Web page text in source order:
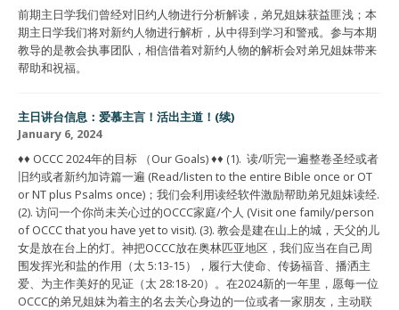
前期主日学我们曾经对旧约人物进行分析解读，弟兄姐妹获益匪浅；本
期主日学我们将对新约人物进行解析，从中得到学习和警戒。参与本期
教导的是教会执事团队，相信借着对新约人物的解析会对弟兄姐妹带来
帮助和祝福。
主日讲台信息：爱慕主言！活出主道！(续)
January 6, 2024
♦♦ OCCC 2024年的目标 （Our Goals) ♦♦ (1). 读/听完一遍整卷圣经或者
旧约或者新约加诗篇一遍 (Read/listen to the entire Bible once or OT
or NT plus Psalms once)；我们会利用读经软件激励帮助弟兄姐妹读经.
(2). 访问一个你尚未关心过的OCCC家庭/个人 (Visit one family/person
of OCCC that you have yet to visit). (3). 教会是建在山上的城，天父的儿
女是放在台上的灯。神把OCCC放在奥林匹亚地区，我们应当在自己周
围发挥光和盐的作用（太 5:13-15），履行大使命、传扬福音、播洒主
爱、为主作美好的见证（太 28:18-20）。在2024新的一年里，愿每一位
OCCC的弟兄姐妹为着主的名去关心身边的一位或者一家朋友，主动联